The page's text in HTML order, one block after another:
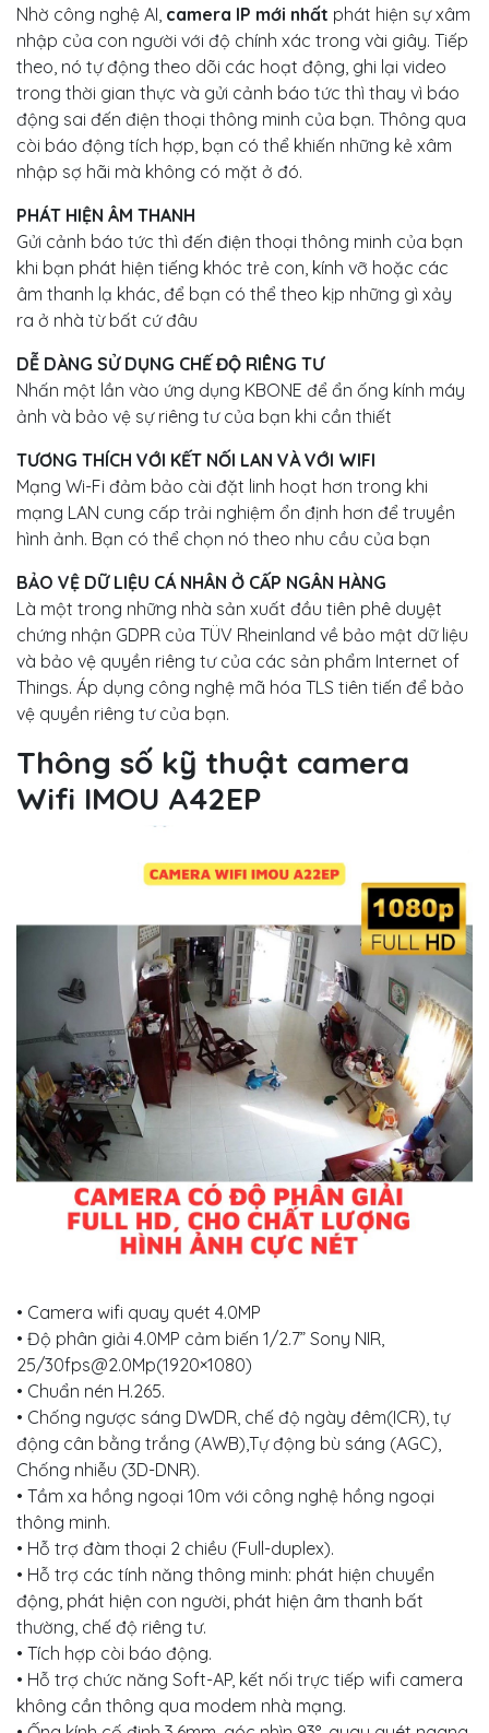
Nhờ công nghệ AI, camera IP mới nhất phát hiện sự xâm
nhập của con người với độ chính xác trong vài giây. Tiếp
theo, nó tự động theo dõi các hoạt động, ghi lại video
trong thời gian thực và gửi cảnh báo tức thì thay vì báo
động sai đến điện thoại thông minh của bạn. Thông qua
còi báo động tích hợp, bạn có thể khiến những kẻ xâm
nhập sợ hãi mà không có mặt ở đó.
PHÁT HIỆN ÂM THANH
Gửi cảnh báo tức thì đến điện thoại thông minh của bạn
khi bạn phát hiện tiếng khóc trẻ con, kính vỡ hoặc các
âm thanh lạ khác, để bạn có thể theo kịp những gì xảy
ra ở nhà từ bất cứ đâu
DỄ DÀNG SỬ DỤNG CHẾ ĐỘ RIÊNG TƯ
Nhấn một lần vào ứng dụng KBONE để ẩn ống kính máy
ảnh và bảo vệ sự riêng tư của bạn khi cần thiết
TƯƠNG THÍCH VỚI KẾT NỐI LAN VÀ VỚI WIFI
Mạng Wi-Fi đảm bảo cài đặt linh hoạt hơn trong khi
mạng LAN cung cấp trải nghiệm ổn định hơn để truyền
hình ảnh. Bạn có thể chọn nó theo nhu cầu của bạn
BẢO VỆ DỮ LIỆU CÁ NHÂN Ở CẤP NGÂN HÀNG
Là một trong những nhà sản xuất đầu tiên phê duyệt
chứng nhận GDPR của TÜV Rheinland về bảo mật dữ liệu
và bảo vệ quyền riêng tư của các sản phẩm Internet of
Things. Áp dụng công nghệ mã hóa TLS tiên tiến để bảo
vệ quyền riêng tư của bạn.
Thông số kỹ thuật camera
Wifi IMOU A42EP
• Camera wifi quay quét 4.0MP
• Độ phân giải 4.0MP cảm biến 1/2.7” Sony NIR,
25/30fps@2.0Mp(1920×1080)
• Chuẩn nén H.265.
• Chống ngược sáng DWDR, chế độ ngày đêm(ICR), tự
động cân bằng trắng (AWB),Tự động bù sáng (AGC),
Chống nhiễu (3D-DNR).
• Tầm xa hồng ngoại 10m với công nghệ hồng ngoại
thông minh.
• Hỗ trợ đàm thoại 2 chiều (Full-duplex).
• Hỗ trợ các tính năng thông minh: phát hiện chuyển
động, phát hiện con người, phát hiện âm thanh bất
thường, chế độ riêng tư.
• Tích hợp còi báo động.
• Hỗ trợ chức năng Soft-AP, kết nối trực tiếp wifi camera
không cần thông qua modem nhà mạng.